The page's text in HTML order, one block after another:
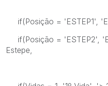
if(Posição = 'ESTEP1',
if(Posição = 'ESTEP2',
Estepe,